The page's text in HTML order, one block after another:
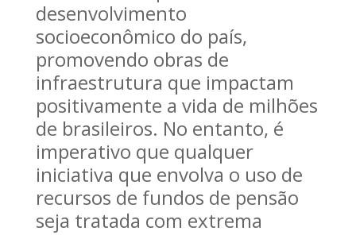
desenvolvimento
socioeconômico do país,
promovendo obras de
infraestrutura que impactam
positivamente a vida de milhões
de brasileiros. No entanto, é
imperativo que qualquer
iniciativa que envolva o uso de
recursos de fundos de pensão
seja tratada com extrema